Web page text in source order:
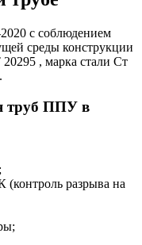
с соблюдением
среды конструкции
, марка стали Ст
труб ППУ в
разрыва на